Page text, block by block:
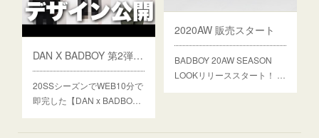
2020AW 販売スタート
BADBOY 20AW SEASON
LOOKリリーススタート！ …
DAN X BADBOY 第2弾!!!!
20SSシーズンでWEB10分で
即完した【DAN x BADBO…